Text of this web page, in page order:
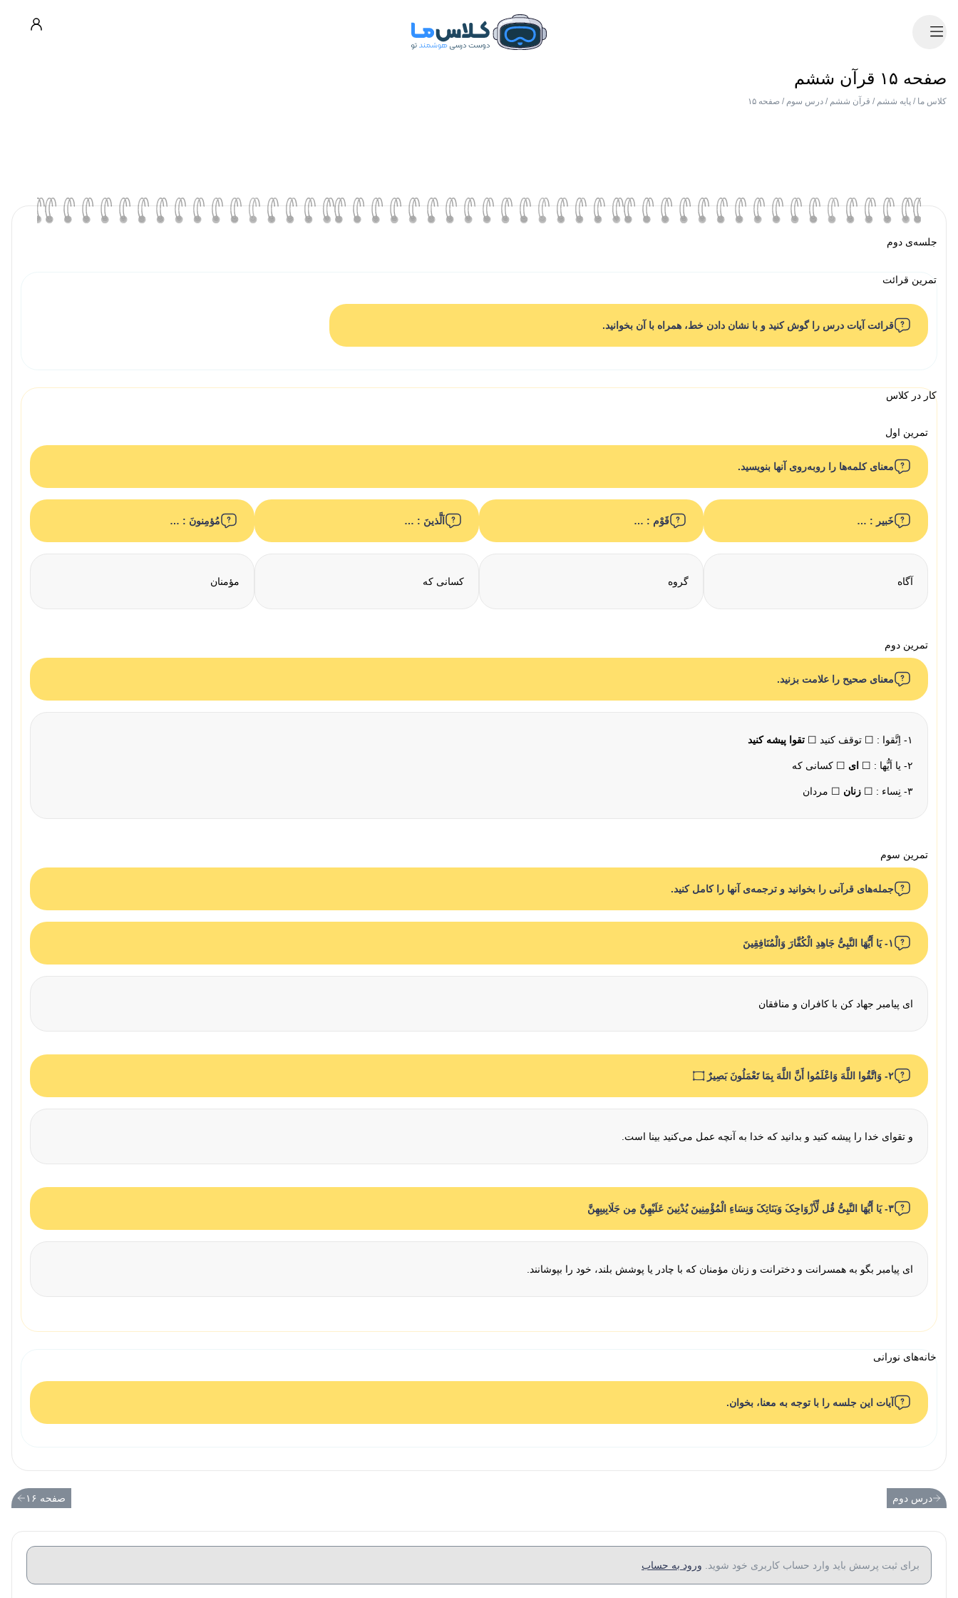
صفحه ۱۵ قرآن ششم
کلاس ما / پایه ششم / قرآن ششم / درس سوم / صفحه ۱۵
جلسه‌ی دوم
تمرین قرائت
قرائت آیات درس را گوش کنید و با نشان دادن خط، همراه با آن بخوانید.
کار در کلاس
تمرین اول
معنای کلمه‌ها را روبه‌روی آنها بنویسید.
خَبیر : …
آگاه
قَوْم : …
گروه
اَلَّذینَ : …
کسانی که
مُؤمِنونَ : …
مؤمنان
تمرین دوم
معنای صحیح را علامت بزنید.
۱- اِتَّقوا : ☐ توقف کنید ☐ تقوا پیشه کنید
۲- یا اَیُّها : ☐ ای ☐ کسانی که
۳- نِساء : ☐ زنان ☐ مردان
تمرین سوم
جمله‌های قرآنی را بخوانید و ترجمه‌ی آنها را کامل کنید.
۱- یَا أَیُّهَا النَّبِیُّ جَاهِدِ الْکُفَّارَ وَالْمُنَافِقِینَ
ای پیامبر جهاد کن با کافران و منافقان
۲- وَاتَّقُوا اللَّهَ وَاعْلَمُوا أَنَّ اللَّهَ بِمَا تَعْمَلُونَ بَصِیرٌ ۝
و تقوای خدا را پیشه کنید و بدانید که خدا به آنچه عمل می‌کنید بینا است.
۳- یَا أَیُّهَا النَّبِیُّ قُل لِّأَزْوَاجِکَ وَبَنَاتِکَ وَنِسَاءِ الْمُؤْمِنِینَ یُدْنِینَ عَلَیْهِنَّ مِن جَلَابِیبِهِنَّ
ای پیامبر بگو به همسرانت و دخترانت و زنان مؤمنان که با چادر یا پوشش بلند، خود را بپوشانند.
خانه‌های نورانی
آیات این جلسه را با توجه به معنا، بخوان.
درس دوم صفحه ۱۶
برای ثبت پرسش باید وارد حساب کاربری خود شوید. ورود به حساب